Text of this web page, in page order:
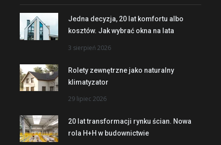
Jedna decyzja, 20 lat komfortu albo
kosztów. Jak wybrać okna na lata
3 sierpień 2026
Rolety zewnętrzne jako naturalny
klimatyzator
29 lipiec 2026
20 lat transformacji rynku ścian. Nowa
rola H+H w budownictwie